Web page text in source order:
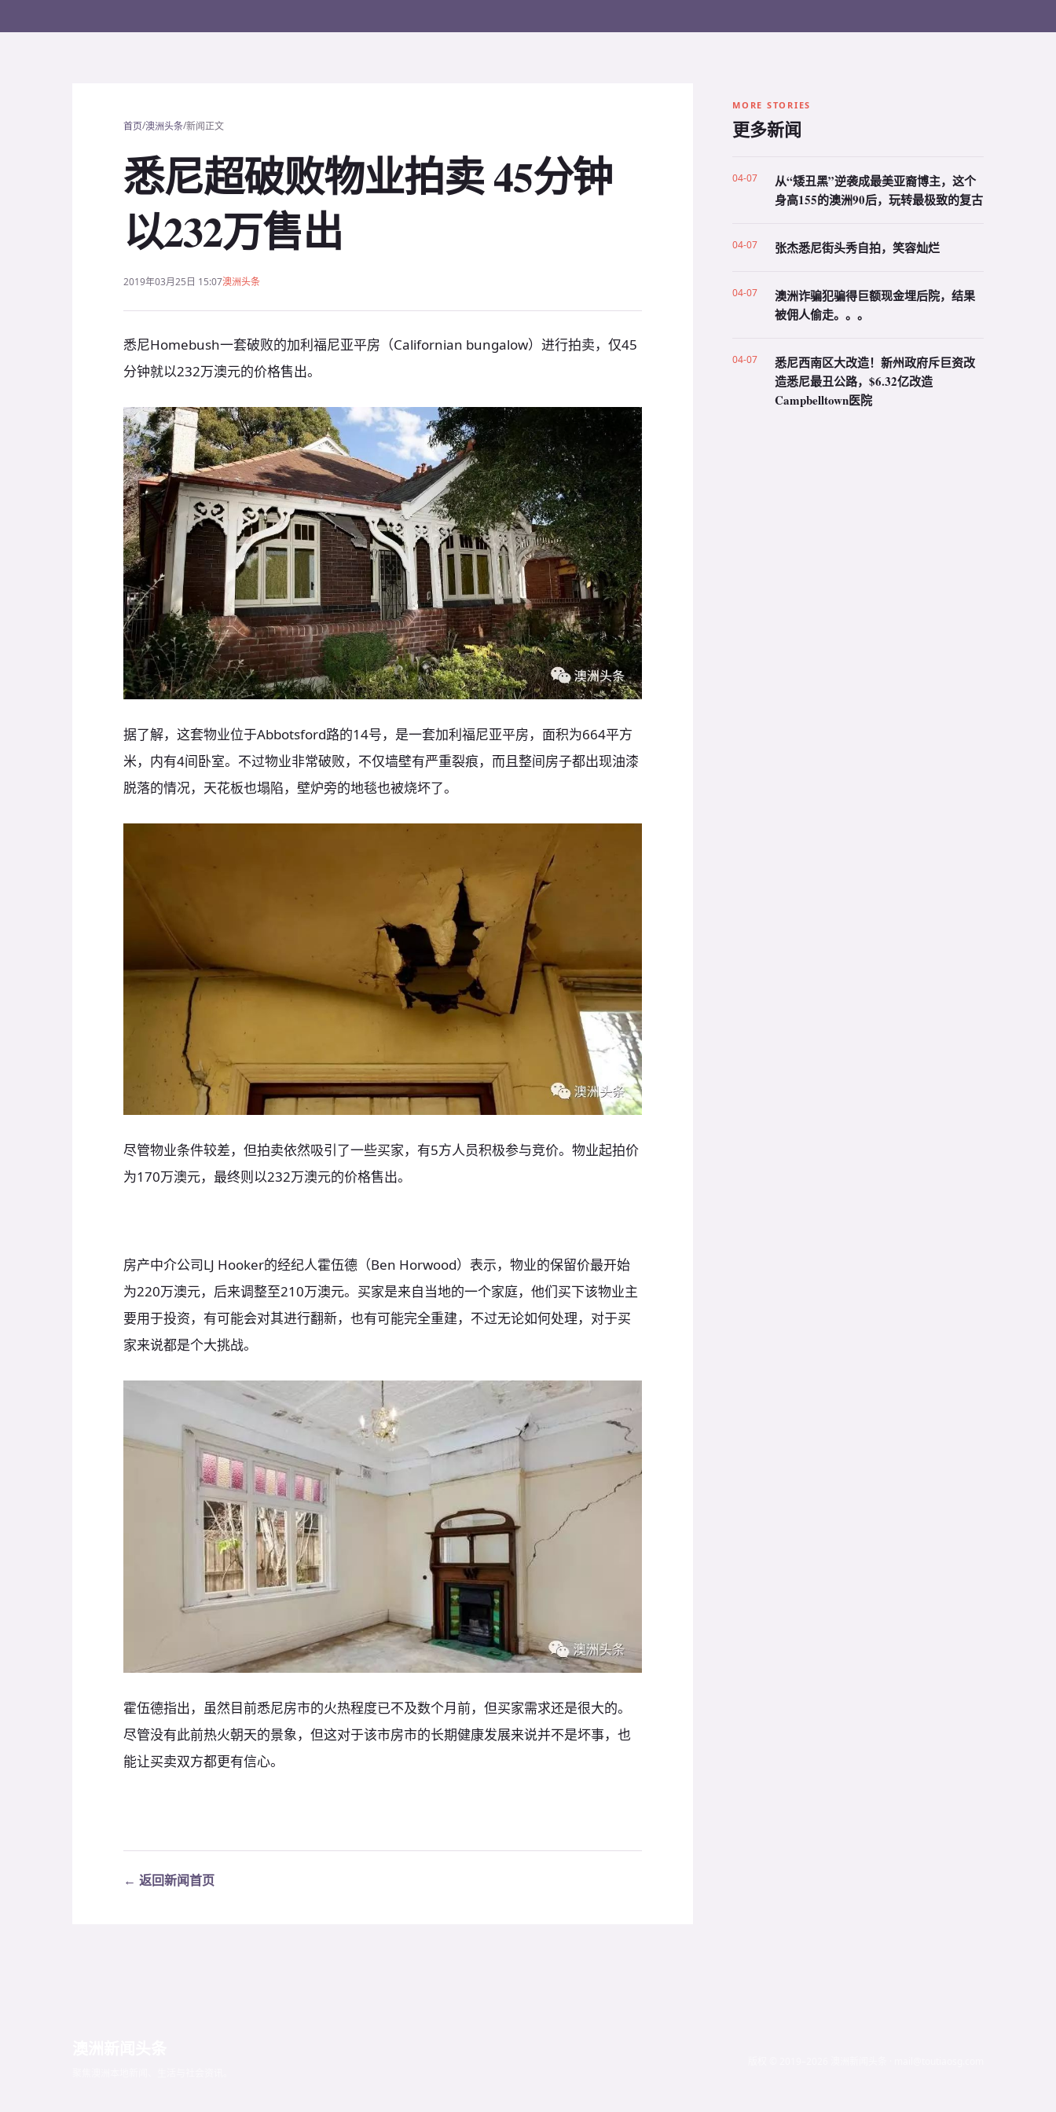
首页/澳洲头条/新闻正文
悉尼超破败物业拍卖 45分钟
以232万售出
2019年03月25日 15:07澳洲头条
悉尼Homebush一套破败的加利福尼亚平房（Californian bungalow）进行拍卖，仅45
分钟就以232万澳元的价格售出。
据了解，这套物业位于Abbotsford路的14号，是一套加利福尼亚平房，面积为664平方
米，内有4间卧室。不过物业非常破败，不仅墙壁有严重裂痕，而且整间房子都出现油漆
脱落的情况，天花板也塌陷，壁炉旁的地毯也被烧坏了。
尽管物业条件较差，但拍卖依然吸引了一些买家，有5方人员积极参与竞价。物业起拍价
为170万澳元，最终则以232万澳元的价格售出。
房产中介公司LJ Hooker的经纪人霍伍德（Ben Horwood）表示，物业的保留价最开始
为220万澳元，后来调整至210万澳元。买家是来自当地的一个家庭，他们买下该物业主
要用于投资，有可能会对其进行翻新，也有可能完全重建，不过无论如何处理，对于买
家来说都是个大挑战。
霍伍德指出，虽然目前悉尼房市的火热程度已不及数个月前，但买家需求还是很大的。
尽管没有此前热火朝天的景象，但这对于该市房市的长期健康发展来说并不是坏事，也
能让买卖双方都更有信心。
← 返回新闻首页
MORE STORIES
更多新闻
04-07
从“矮丑黑”逆袭成最美亚裔博主，这个
身高155的澳洲90后，玩转最极致的复古
04-07 张杰悉尼街头秀自拍，笑容灿烂
04-07
澳洲诈骗犯骗得巨额现金埋后院，结果
被佣人偷走。。。
04-07
悉尼西南区大改造！新州政府斥巨资改
造悉尼最丑公路，$6.32亿改造
Campbelltown医院